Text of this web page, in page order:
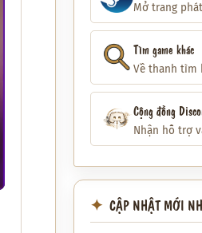
Mở trang
Tìm game khác
Về thanh tìm
Cộng đồng
Nhận hỗ trợ
CẬP NHẬT MỚI